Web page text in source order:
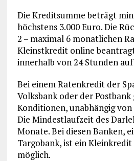
Die Kreditsumme beträgt
höchstens 3.000 Euro. Die
2 – maximal 6 monatlichen
Kleinstkredit online
innerhalb von 24 Stunden
Bei einem Ratenkredit der
Volksbank oder der
Konditionen, unabhängig
Die Mindestlaufzeit des
Monate. Bei diesen Banken,
Targobank, ist ein
möglich.